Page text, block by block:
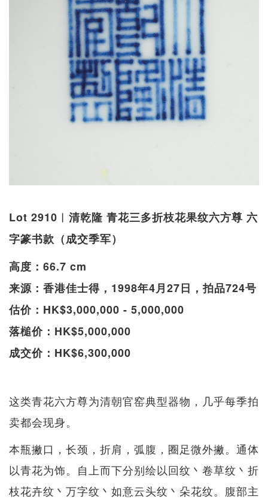
Lot 2910︱清乾隆 青花三多折枝花果纹六方尊 六
字篆书款（成交季军）
高度：66.7 cm
来源：香港佳士得，1998年4月27日，拍品724号
估价：HK$3,000,000 - 5,000,000
落槌价：HK$5,000,000
成交价：HK$6,300,000
这类青花六方尊为清朝官窑典型器物，几乎每季拍
卖都会现身。
本瓶撇口，长颈，折肩，弧腹，圈足微外撇。通体
以青花为饰。自上而下分别绘以回纹丶卷草纹丶折
枝花卉纹丶万字纹丶如意云头纹丶朵花纹。腹部主